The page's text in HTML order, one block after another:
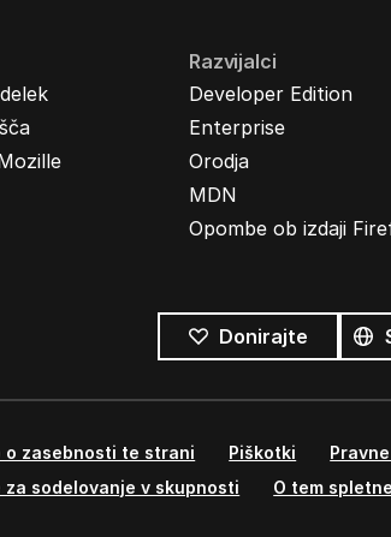
Razvijalci
Developer Edition
Enterprise
Orodja
MDN
Opombe ob izdaji
Donirajte
jeziki
Jezik
o zasebnosti te strani Piškotki
za sodelovanje v skupnosti
O tem